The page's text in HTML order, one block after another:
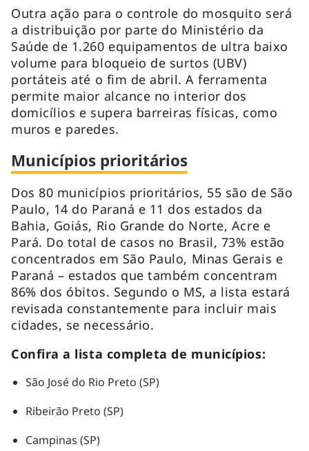
Outra ação para o controle do mosquito será
a distribuição por parte do Ministério da
Saúde de 1.260 equipamentos de ultra baixo
volume para bloqueio de surtos (UBV)
portáteis até o fim de abril. A ferramenta
permite maior alcance no interior dos
domicílios e supera barreiras físicas, como
muros e paredes.
Municípios prioritários
Dos 80 municípios prioritários, 55 são de São
Paulo, 14 do Paraná e 11 dos estados da
Bahia, Goiás, Rio Grande do Norte, Acre e
Pará. Do total de casos no Brasil, 73% estão
concentrados em São Paulo, Minas Gerais e
Paraná – estados que também concentram
86% dos óbitos. Segundo o MS, a lista estará
revisada constantemente para incluir mais
cidades, se necessário.
Confira a lista completa de municípios:
São José do Rio Preto (SP)
Ribeirão Preto (SP)
Campinas (SP)